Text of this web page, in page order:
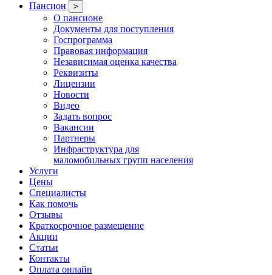
Пансион >
О пансионе
Документы для поступления
Госпрограмма
Правовая информация
Независимая оценка качества
Реквизиты
Лицензии
Новости
Видео
Задать вопрос
Вакансии
Партнеры
Инфраструктура для
маломобильных групп населения
Услуги
Цены
Специалисты
Как помочь
Отзывы
Краткосрочное размещение
Акции
Статьи
Контакты
Оплата онлайн